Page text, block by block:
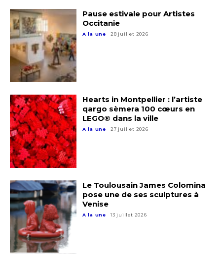
Pause estivale pour Artistes
Occitanie
A la une 28 juillet 2026
Hearts in Montpellier : l’artiste
qargo sèmera 100 cœurs en
LEGO® dans la ville
A la une 27 juillet 2026
Le Toulousain James Colomina
pose une de ses sculptures à
Venise
A la une 13 juillet 2026